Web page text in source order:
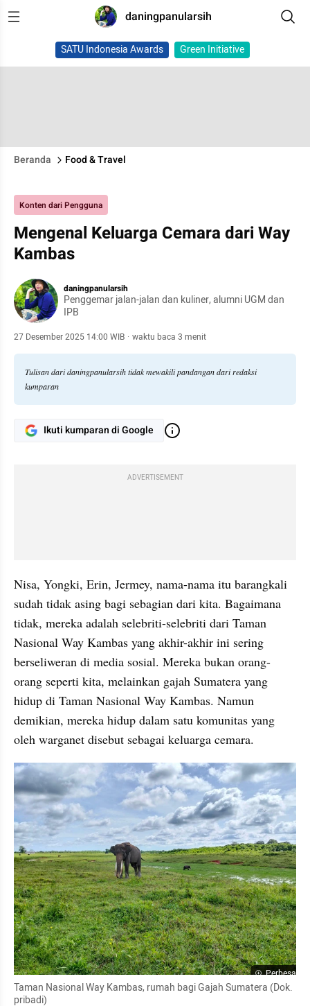
daningpanularsih
SATU Indonesia Awards Green Initiative
Beranda Food & Travel
Konten dari Pengguna
Mengenal Keluarga Cemara dari Way
Kambas
daningpanularsih
Penggemar jalan-jalan dan kuliner, alumni UGM dan
IPB
27 Desember 2025 14:00 WIB · waktu baca 3 menit
Tulisan dari daningpanularsih tidak mewakili pandangan dari redaksi
kumparan
Ikuti kumparan di Google
ADVERTISEMENT
Nisa, Yongki, Erin, Jermey, nama-nama itu barangkali
sudah tidak asing bagi sebagian dari kita. Bagaimana
tidak, mereka adalah selebriti-selebriti dari Taman
Nasional Way Kambas yang akhir-akhir ini sering
berseliweran di media sosial. Mereka bukan orang-
orang seperti kita, melainkan gajah Sumatera yang
hidup di Taman Nasional Way Kambas. Namun
demikian, mereka hidup dalam satu komunitas yang
oleh warganet disebut sebagai keluarga cemara.
Perbesar
Taman Nasional Way Kambas, rumah bagi Gajah Sumatera (Dok.
pribadi)